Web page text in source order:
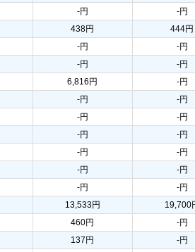
-円 -円
438円 444円
-円 -円
-円 -円
6,816円 -円
-円 -円
-円 -円
-円 -円
-円 -円
-円 -円
-円 -円
13,533円 19,700
460円 -円
137円 -円